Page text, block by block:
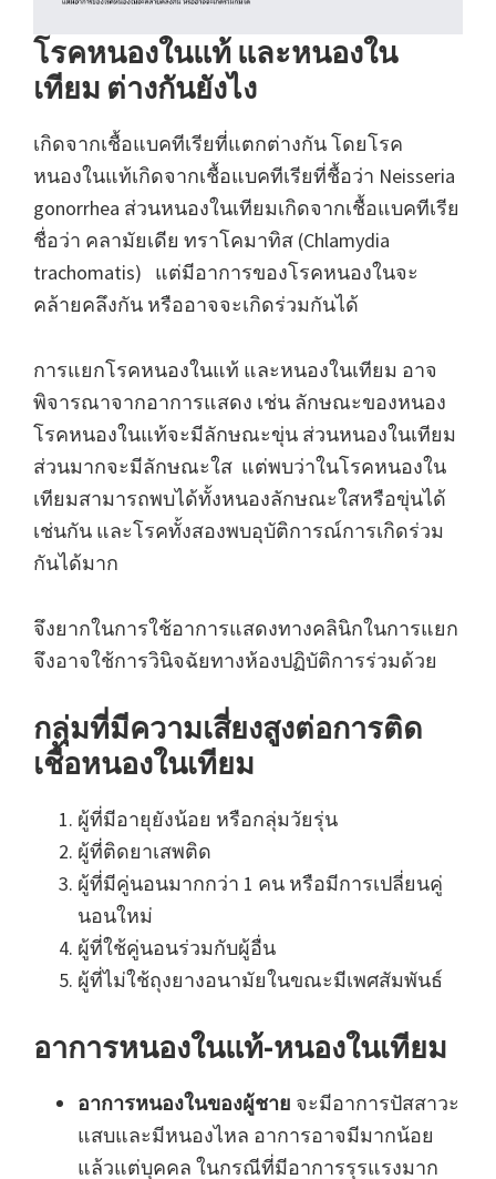
โรคหนองในแท้ และหนองใน
เทียม ต่างกันยังไง
เกิดจากเชื้อแบคทีเรียที่แตกต่างกัน โดยโรค
หนองในแท้เกิดจากเชื้อแบคทีเรียที่ชื้อว่า Neisseria
gonorrhea ส่วนหนองในเทียมเกิดจากเชื้อแบคทีเรีย
ชื่อว่า คลามัยเดีย ทราโคมาทิส (Chlamydia
trachomatis) แต่มีอาการของโรคหนองในจะ
คล้ายคลึงกัน หรืออาจจะเกิดร่วมกันได้
การแยกโรคหนองในแท้ และหนองในเทียม อาจ
พิจารณาจากอาการแสดง เช่น ลักษณะของหนอง
โรคหนองในแท้จะมีลักษณะขุ่น ส่วนหนองในเทียม
ส่วนมากจะมีลักษณะใส แต่พบว่าในโรคหนองใน
เทียมสามารถพบได้ทั้งหนองลักษณะใสหรือขุ่นได้
เช่นกัน และโรคทั้งสองพบอุบัติการณ์การเกิดร่วม
กันได้มาก
จึงยากในการใช้อาการแสดงทางคลินิกในการแยก
จึงอาจใช้การวินิจฉัยทางห้องปฏิบัติการร่วมด้วย
กลุ่มที่มีความเสี่ยงสูงต่อการติด
เชื้อหนองในเทียม
ผู้ที่มีอายุยังน้อย หรือกลุ่มวัยรุ่น
ผู้ที่ติดยาเสพติด
ผู้ที่มีคู่นอนมากกว่า 1 คน หรือมีการเปลี่ยนคู่
นอนใหม่
ผู้ที่ใช้คู่นอนร่วมกับผู้อื่น
ผู้ที่ไม่ใช้ถุงยางอนามัยในขณะมีเพศสัมพันธ์
อาการหนองในแท้-หนองในเทียม
อาการหนองในของผู้ชาย จะมีอาการปัสสาวะ
แสบและมีหนองไหล อาการอาจมีมากน้อย
แล้วแต่บุคคล ในกรณีที่มีอาการรุรแรงมาก